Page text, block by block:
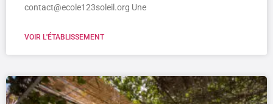
contact@ecole123soleil.org Une
VOIR L'ÉTABLISSEMENT